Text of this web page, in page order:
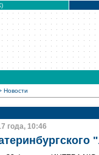
Новости
года, 10:46